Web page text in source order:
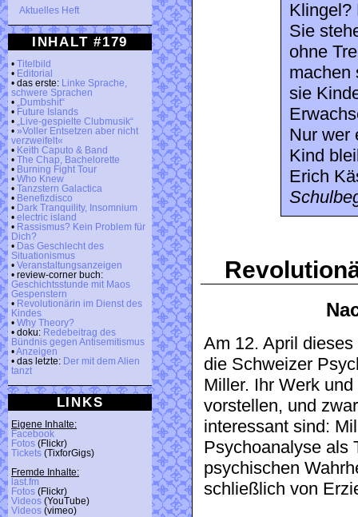
Aktuelles Heft
INHALT #179
• Titelbild
• Editorial
• das erste:
Linke Sprache,
schwere Sprachen
•
„Dumbshit“
• Future Islands
•
„Live-gespielte Clubmusik“
• »Voller Entsetzen aber nicht
verzweifelt«
• Keith Caputo & Band
• The Chap, Bachelorette
• Burning Fight Tour
• Who Knew
• Tanzstern Galactica
• Benefizdisco
• Dark Tranquility, Insomnium
• electric island
• Rassismus? Kein Problem für
Dich?
• Das Geschlecht des
Situationismus
• Veranstaltungsanzeigen
• review-corner buch:
Geschichtsstunde mit Maos
Gespenstern
• Revolutionärin im Dienst des
Kindes
• Why Theory?
• doku: Redebeitrag des
Bündnis gegen Antisemitismus
•Anzeigen
• das letzte: Der mit dem Alien
tanzt
LINKS
Eigene Inhalte:
Facebook
Fotos (Flickr)
Tickets (TixforGigs)
Fremde Inhalte:
last.fm
Fotos (Flickr)
Videos (YouTube)
Videos (vimeo)
Klingel?
Sie
ohne
machen
sie
Nur wer
Kind
Erich
Am 12. April
die Schweizer
Miller. Ihr Werk
vorstellen, und
interessant sind:
Psychoanalyse als
psychischen
schließlich von